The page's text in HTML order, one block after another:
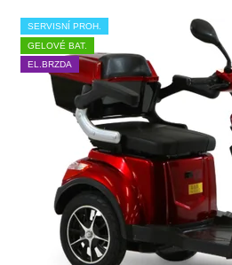
SERVISNÍ PROH.
GELOVÉ BAT.
EL.BRZDA